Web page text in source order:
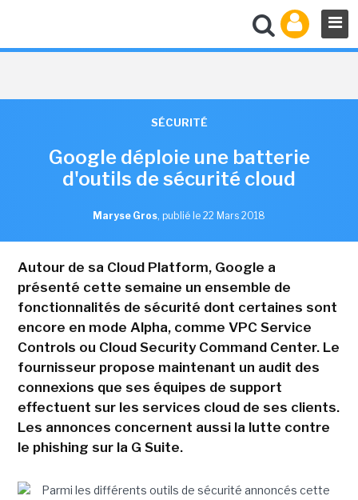
SÉCURITÉ
Google déploie une batterie
d'outils de sécurité cloud
Maryse Gros, publié le 22 Mars 2018
Autour de sa Cloud Platform, Google a
présenté cette semaine un ensemble de
fonctionnalités de sécurité dont certaines sont
encore en mode Alpha, comme VPC Service
Controls ou Cloud Security Command Center. Le
fournisseur propose maintenant un audit des
connexions que ses équipes de support
effectuent sur les services cloud de ses clients.
Les annonces concernent aussi la lutte contre
le phishing sur la G Suite.